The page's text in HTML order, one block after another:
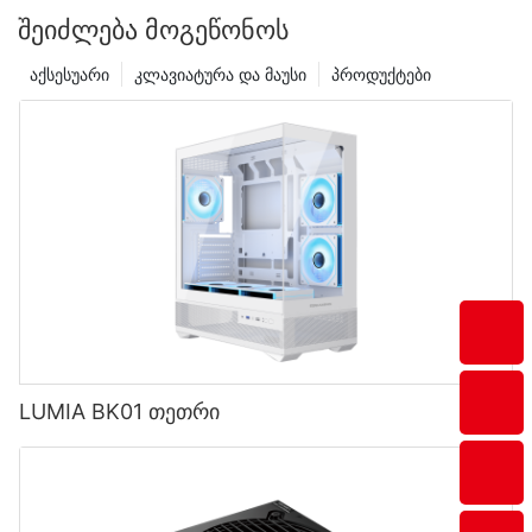
ᲨᲔᲘᲫᲚᲔᲑᲐ ᲛᲝᲒᲔᲬᲝᲜᲝᲡ
პროდუქტები
კლავიატურა და მაუსი
აქსესუარი
LUMIA BK01 თეთრი